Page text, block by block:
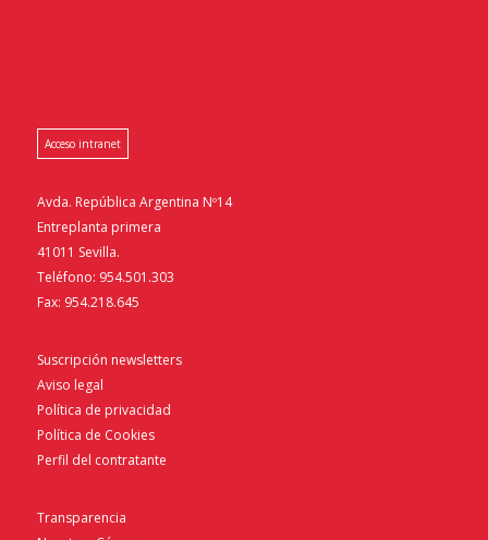
Acceso intranet
Avda. República Argentina Nº14
Entreplanta primera
41011 Sevilla.
Teléfono: 954.501.303
Fax: 954.218.645
Suscripción newsletters
Aviso legal
Política de privacidad
Política de Cookies
Perfil del contratante
Transparencia